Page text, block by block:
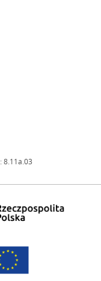
się w nowym oknie
8.11a.03